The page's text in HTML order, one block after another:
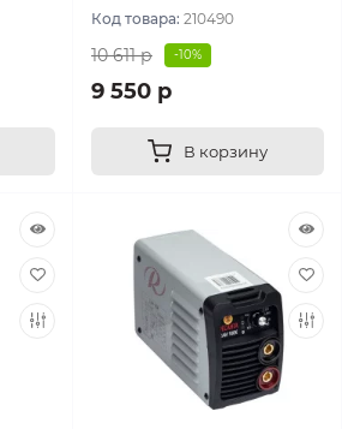
Код товара: 210490
10 611 р -10%
9 550 р
В корзину